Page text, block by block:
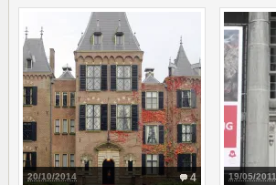
4
20/10/2014 19/05/2011